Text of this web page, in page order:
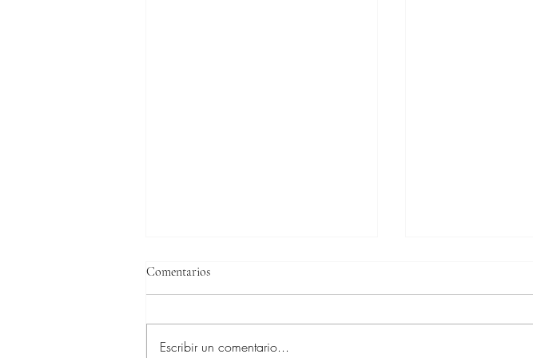
Comentarios
Escribir un comentario...